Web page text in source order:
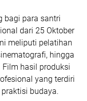
bagi para santri
dari 25 Oktober
meliputi pelatihan
hingga
hasil produksi
yang terdiri
budaya.